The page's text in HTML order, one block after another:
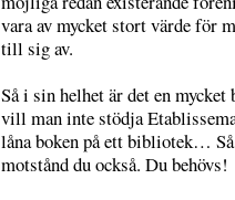
vara av mycket stort värde för
till sig av.
Så i sin helhet är det en
vill man inte stödja
låna boken på ett bibliotek…
motstånd du också. Du behövs!